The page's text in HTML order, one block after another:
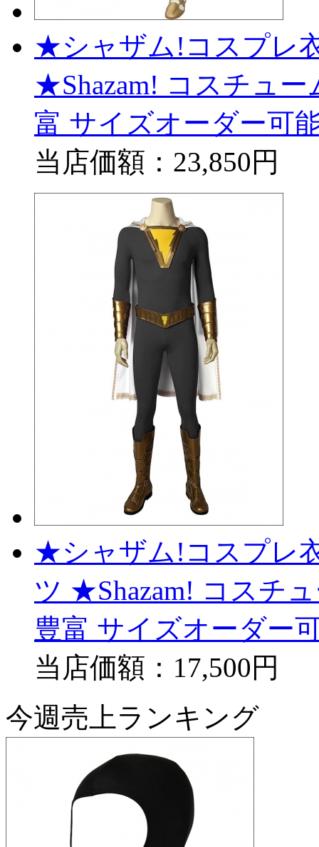
★シャザム!コスプレ
★Shazam! コスチュー
富 サイズオーダー可
当店価額： 23,850円
★シャザム!コスプレ
ツ ★Shazam! コスチ
豊富 サイズオーダー
当店価額： 17,500円
今週売上ランキング